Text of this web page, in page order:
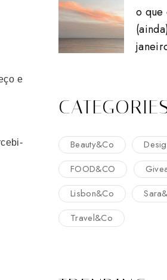
e
o
Beauty&Co
FOOD&CO
Lisbon&Co
Travel&Co